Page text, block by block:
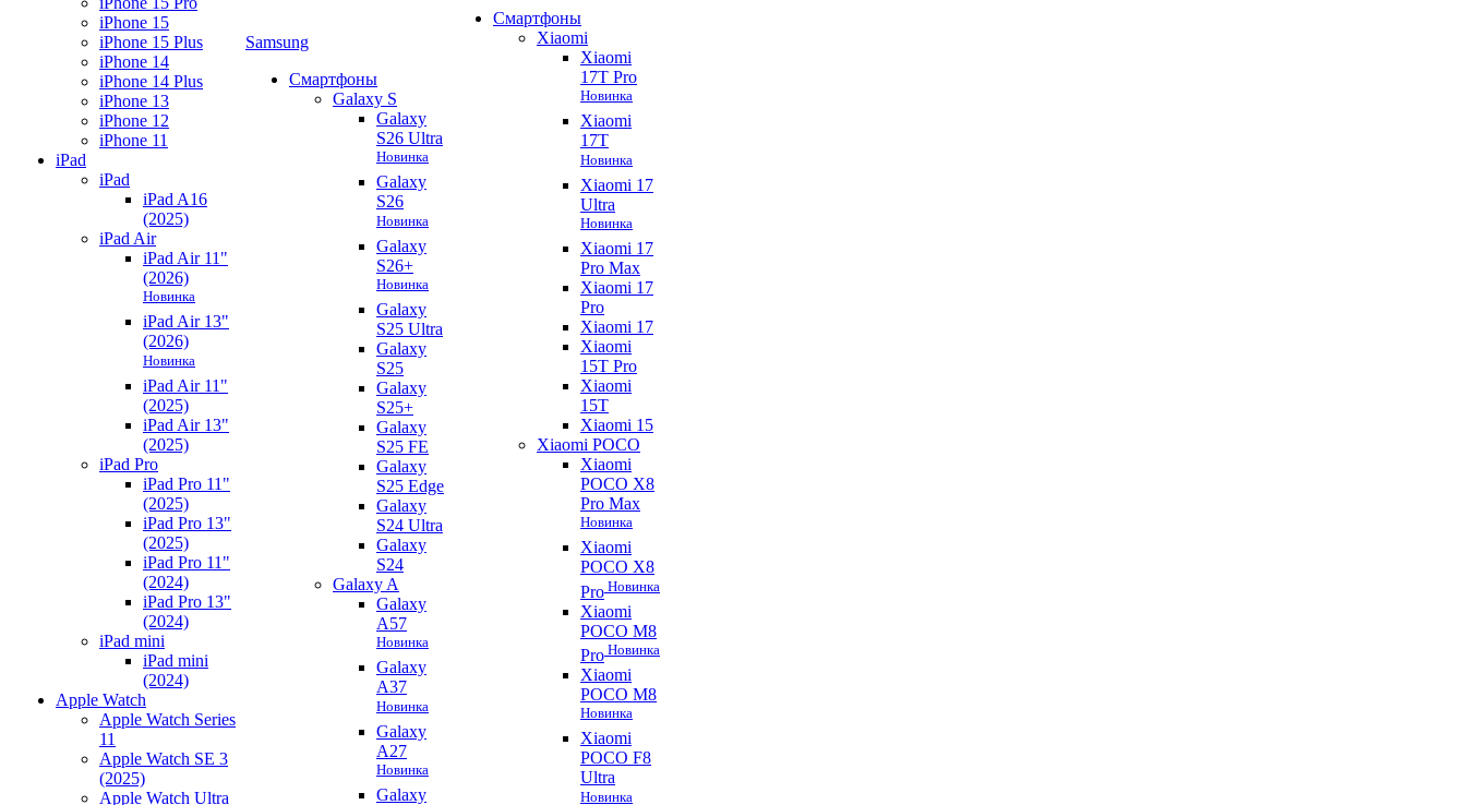
iPhone 15
iPhone 15 Plus
iPhone 14
iPhone 14 Plus
iPhone 13
iPhone 12
iPhone 11
iPad
iPad
iPad A16
(2025)
iPad Air
iPad Air 11"
(2026)
Новинка
iPad Air 13"
(2026)
Новинка
iPad Air 11"
(2025)
iPad Air 13"
(2025)
iPad Pro
iPad Pro 11"
(2025)
iPad Pro 13"
(2025)
iPad Pro 11"
(2024)
iPad Pro 13"
(2024)
iPad mini
iPad mini
(2024)
Apple Watch
Apple Watch Series
11
Apple Watch SE 3
(2025)
Apple Watch Ultra
Samsung
Смартфоны
Galaxy S
Galaxy
S26 Ultra
Новинка
Galaxy
S26
Новинка
Galaxy
S26+
Новинка
Galaxy
S25 Ultra
Galaxy
S25
Galaxy
S25+
Galaxy
S25 FE
Galaxy
S25 Edge
Galaxy
S24 Ultra
Galaxy
S24
Galaxy A
Galaxy
A57
Новинка
Galaxy
A37
Новинка
Galaxy
A27
Новинка
Galaxy
Смартфоны
Xiaomi
Xiaomi
17T Pro
Новинка
Xiaomi
17T
Новинка
Xiaomi 17
Ultra
Новинка
Xiaomi 17
Pro Max
Xiaomi 17
Pro
Xiaomi 17
Xiaomi
15T Pro
Xiaomi
15T
Xiaomi 15
Xiaomi POCO
Xiaomi
POCO X8
Pro Max
Новинка
Xiaomi
POCO X8
Pro Новинка
Xiaomi
POCO M8
Pro Новинка
Xiaomi
POCO M8
Новинка
Xiaomi
POCO F8
Ultra
Новинка